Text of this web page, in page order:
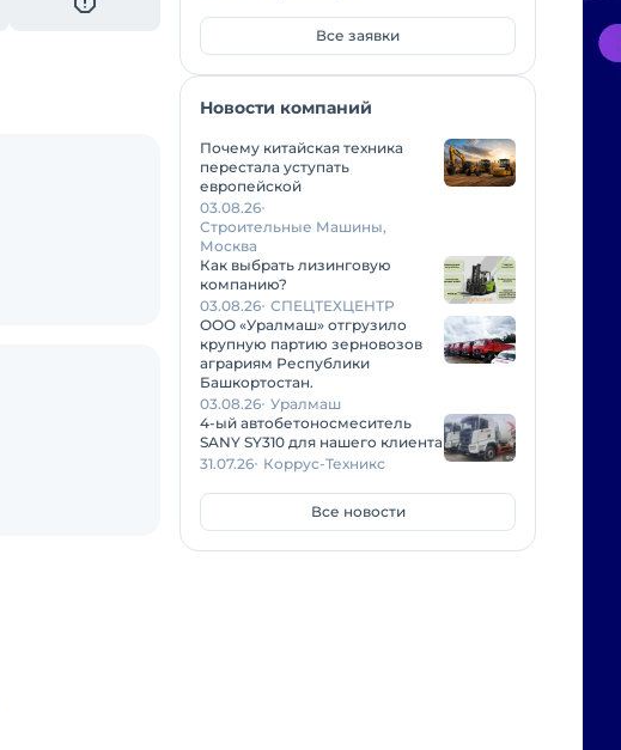
Все заявки
Новости компаний
Почему китайская техника
перестала уступать
европейской
03.08.26
Строительные Машины,
Москва
Как выбрать лизинговую
компанию?
03.08.26 СПЕЦТЕХЦЕНТР
ООО «Уралмаш» отгрузило
крупную партию зерновозов
аграриям Республики
Башкортостан.
03.08.26 Уралмаш
4-ый автобетоносмеситель
SANY SY310 для нашего клиента
31.07.26 Коррус-Техникс
Все новости